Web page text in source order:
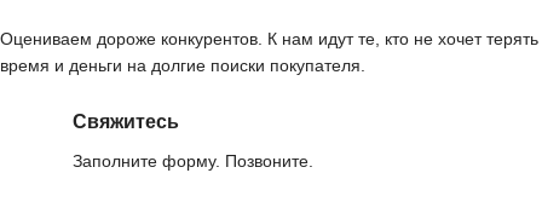
Оцениваем дороже конкурентов. К нам идут те, кто не хочет терять
время и деньги на долгие поиски покупателя.
Свяжитесь
Заполните форму. Позвоните.